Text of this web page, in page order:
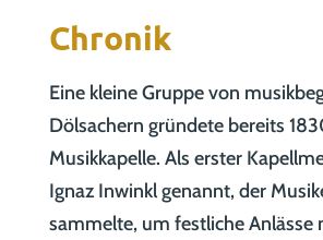
Chronik
Eine kleine Gruppe von
Dölsachern gründete bereits
Musikkapelle. Als erster
Ignaz Inwinkl genannt, der
sammelte, um festliche Anlässe